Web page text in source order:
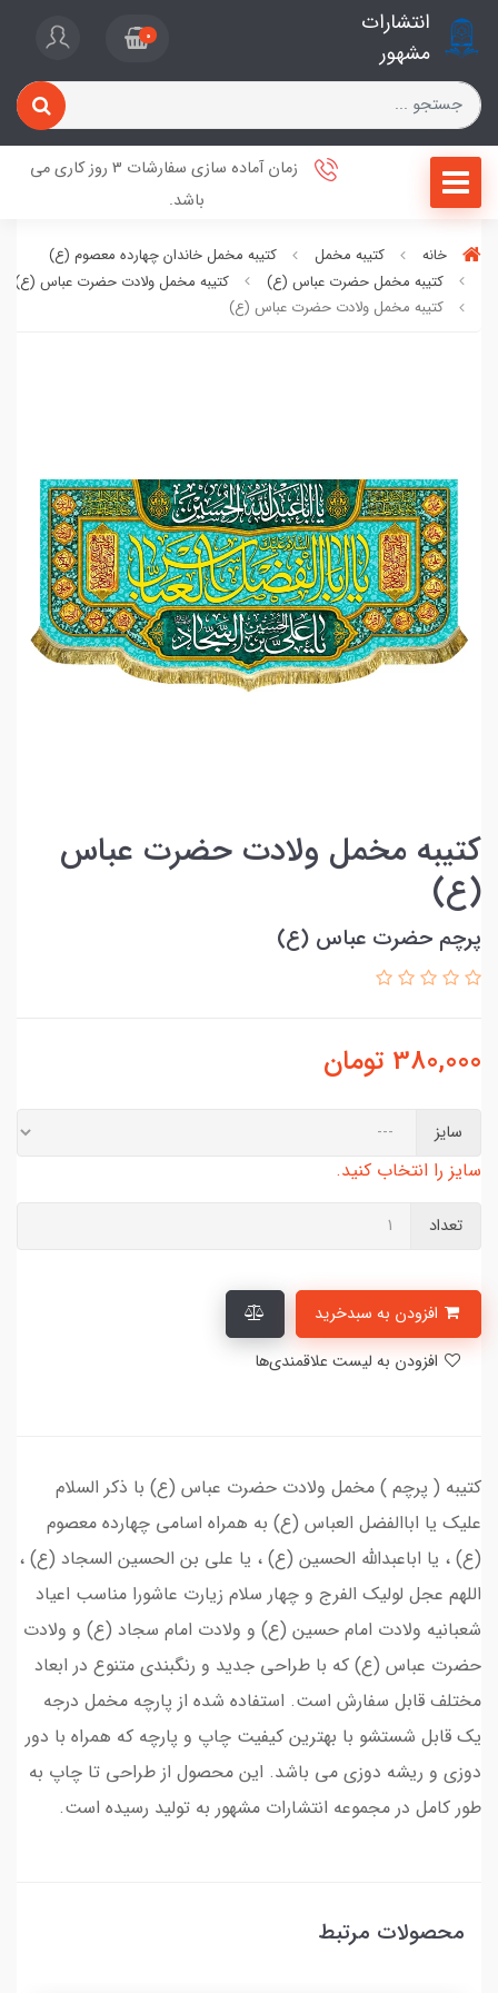
انتشارات
مشهور
0
زمان آماده سازی سفارشات 3 روز کاری می
باشد.
خانه کتیبه مخمل
کتیبه مخمل خاندان چهارده معصوم (ع)
کتیبه مخمل حضرت عباس (ع)
کتیبه مخمل ولادت حضرت عباس (ع)
کتیبه مخمل ولادت حضرت عباس (ع)
کتیبه مخمل ولادت حضرت عباس
(ع)
پرچم حضرت عباس (ع)
380,000 تومان
سایز
سایز را انتخاب کنید.
تعداد
کتیبه ( پرچم ) مخمل ولادت حضرت عباس (ع) با ذکر السلام
علیک یا اباالفضل العباس (ع) به همراه اسامی چهارده معصوم
(ع) ، یا اباعبدالله الحسین (ع) ، یا علی بن الحسین السجاد (ع) ،
اللهم عجل لولیک الفرج و چهار سلام زیارت عاشورا مناسب اعیاد
شعبانیه ولادت امام حسین (ع) و ولادت امام سجاد (ع) و ولادت
حضرت عباس (ع) که با طراحی جدید و رنگبندی متنوع در ابعاد
مختلف قابل سفارش است. استفاده شده از پارچه مخمل درجه
یک قابل شستشو با بهترین کیفیت چاپ و پارچه که همراه با دور
دوزی و ریشه دوزی می باشد. این محصول از طراحی تا چاپ به
طور کامل در مجموعه انتشارات مشهور به تولید رسیده است.
محصولات مرتبط